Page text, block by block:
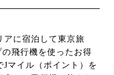
アに宿泊して東京旅
飛行機を使ったお得
マイル（ポイント）を